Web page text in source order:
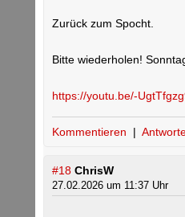
Zurück zum Spocht.
Bitte wiederholen!
https://youtu.be/-
Kommentieren |
#18 ChrisW
27.02.2026 um 11:37 Uhr